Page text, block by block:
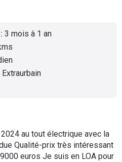
: 3 mois à 1 an
Extraurbain
au tout électrique avec la
Qualité-prix très intéressant
euros Je suis en LOA pour